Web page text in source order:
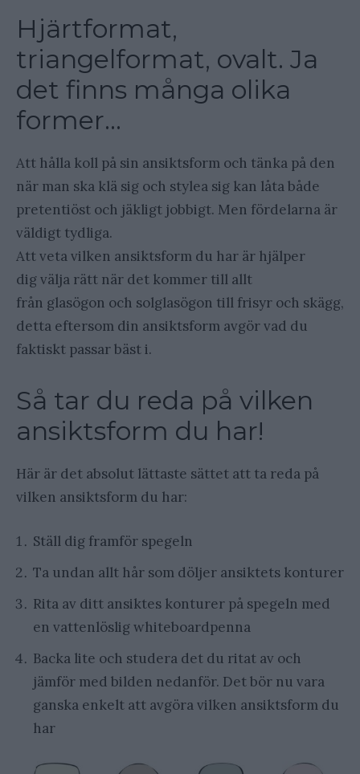
Hjärtformat,
triangelformat, ovalt. Ja
det finns många olika
former…
Att hålla koll på sin ansiktsform och tänka på den
när man ska klä sig och stylea sig kan låta både
pretentiöst och jäkligt jobbigt. Men fördelarna är
väldigt tydliga.
Att veta vilken ansiktsform du har är hjälper
dig välja rätt när det kommer till allt
från glasögon och solglasögon till frisyr och skägg,
detta eftersom din ansiktsform avgör vad du
faktiskt passar bäst i.
Så tar du reda på vilken
ansiktsform du har!
Här är det absolut lättaste sättet att ta reda på
vilken ansiktsform du har:
Ställ dig framför spegeln
Ta undan allt hår som döljer ansiktets konturer
Rita av ditt ansiktes konturer på spegeln med
en vattenlöslig whiteboardpenna
Backa lite och studera det du ritat av och
jämför med bilden nedanför. Det bör nu vara
ganska enkelt att avgöra vilken ansiktsform du
har